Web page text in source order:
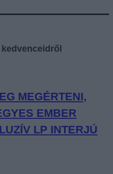
MEGÉRTENI,
EMBER
LP INTERJÚ